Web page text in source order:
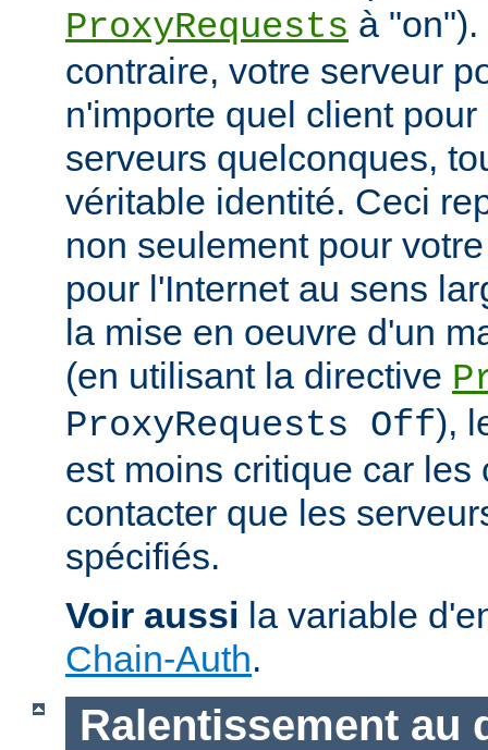
ProxyRequests à
contraire, votre serveur
n'importe quel client
serveurs quelconques,
véritable identité. Ceci
non seulement pour
pour l'Internet au sens
la mise en oeuvre d'un
(en utilisant la directive
ProxyRequests Off),
est moins critique car les
contacter que les
spécifiés.
Voir aussi la variable
Chain-Auth.
Ralentissement au